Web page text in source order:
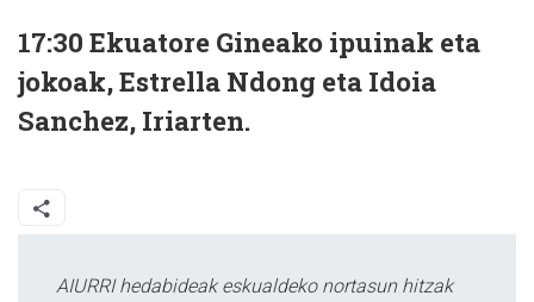
17:30 Ekuatore Gineako ipuinak eta
jokoak, Estrella Ndong eta Idoia
Sanchez, Iriarten.
AIURRI hedabideak eskualdeko nortasun hitzak